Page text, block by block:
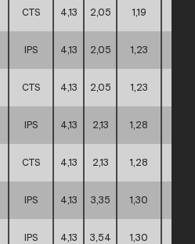
CTS 4,13 2,05 1,19
IPS 4,13 2,05 1,23
CTS 4,13 2,05 1,23
IPS 4,13 2,13 1,28
CTS 4,13 2,13 1,28
IPS 4,13 3,35 1,30
IPS 4,13 3,54 1,30